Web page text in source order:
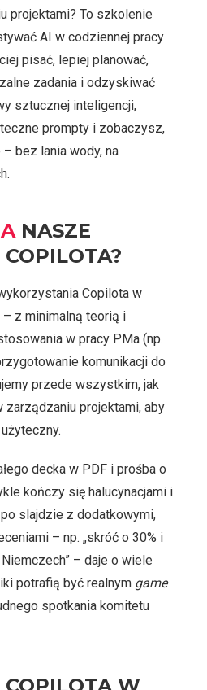
projektami? To szkolenie
AI w codziennej pracy
pisać, lepiej planować,
zadania i odzyskiwać
sztucznej inteligencji,
prompty i zobaczysz,
– bez lania wody, na
NASZE
Copilota w
z minimalną teorią i
w pracy PMa (np.
komunikacji do
przede wszystkim, jak
projektami, aby
decka w PDF i prośba o
kończy się halucynacjami i
slajdzie z dodatkowymi,
– np. „skróć o 30% i
– daje o wiele
potrafią być realnym game
spotkania komitetu